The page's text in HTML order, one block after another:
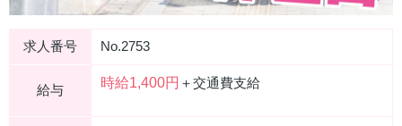
求人番号 No.2753
給与 時給1,400円 ＋交通費支給